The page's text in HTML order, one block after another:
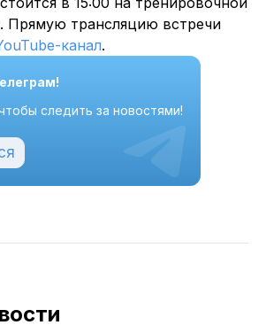
Прямую трансляцию встречи
канал.
следить за новостями!